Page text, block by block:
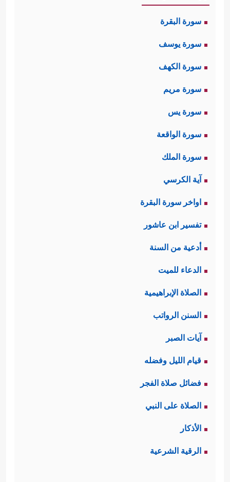
سورة البقرة
سورة يوسف
سورة الكهف
سورة مريم
سورة يس
سورة الواقعة
سورة الملك
آية الكرسي
اواخر سورة البقرة
تفسير ابن عاشور
أدعية من السنة
الدعاء للميت
الصلاة الإبراهيمية
السنن الرواتب
آيات الصبر
قيام الليل وفضله
فضائل صلاة الفجر
الصلاة على النبي
الأذكار
الرقية الشرعية